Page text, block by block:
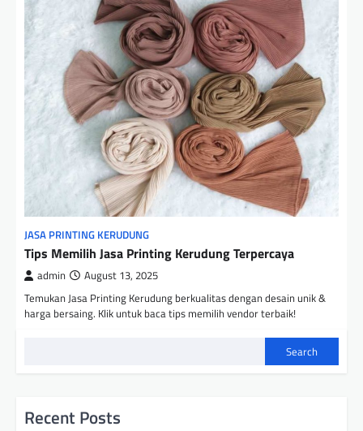
JASA PRINTING KERUDUNG
Tips Memilih Jasa Printing Kerudung Terpercaya
admin August 13, 2025
Temukan Jasa Printing Kerudung berkualitas dengan desain unik &
harga bersaing. Klik untuk baca tips memilih vendor terbaik!
Search
Recent Posts